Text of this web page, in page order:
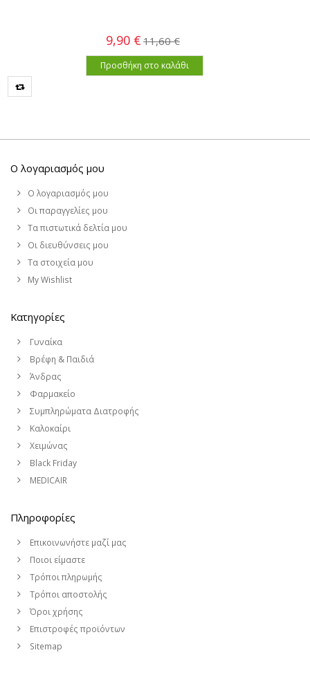
9,90 € 11,60 €
Προσθήκη στο καλάθι
Ο λογαριασμός μου
Ο λογαριασμός μου
Οι παραγγελίες μου
Τα πιστωτικά δελτία μου
Οι διευθύνσεις μου
Τα στοιχεία μου
My Wishlist
Κατηγορίες
Γυναίκα
Βρέφη & Παιδιά
Άνδρας
Φαρμακείο
Συμπληρώματα Διατροφής
Καλοκαίρι
Χειμώνας
Black Friday
MEDICAIR
Πληροφορίες
Επικοινωνήστε μαζί μας
Ποιοι είμαστε
Τρόποι πληρωμής
Τρόποι αποστολής
Όροι χρήσης
Επιστροφές προϊόντων
Sitemap